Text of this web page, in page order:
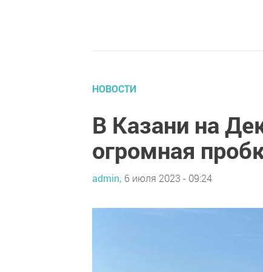
НОВОСТИ
В Казани на
огромная
admin, 6 июля 2023 - 09:24